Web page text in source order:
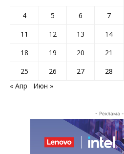
4
5 6 7
11
12 13 14
18
19 20 21
25
26 27 28
« Апр
Июн »
- Реклама -